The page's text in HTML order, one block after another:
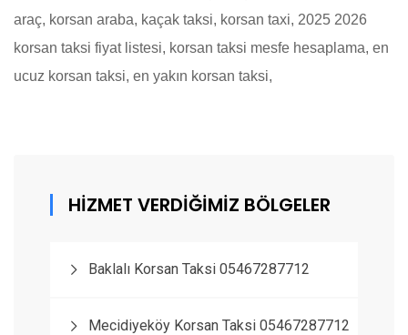
araç, korsan araba, kaçak taksi, korsan taxi, 2025 2026
korsan taksi fiyat listesi, korsan taksi mesfe hesaplama, en
ucuz korsan taksi, en yakın korsan taksi,
HİZMET VERDİĞİMİZ BÖLGELER
Baklalı Korsan Taksi 05467287712
Mecidiyeköy Korsan Taksi 05467287712